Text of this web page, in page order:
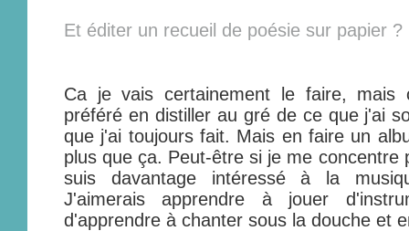
Et éditer un recueil de poésie sur papier ?
Ca je vais certainement le faire, mais
préféré en distiller au gré de ce que j'ai
que j'ai toujours fait. Mais en faire un
plus que ça. Peut-être si je me concentre
suis davantage intéressé à la
J'aimerais apprendre à jouer
d'apprendre à chanter sous la douche et